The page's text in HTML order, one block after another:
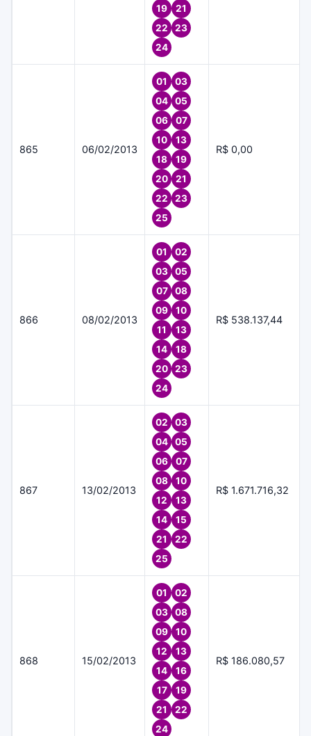
19
21
22
23
24
865 06/02/2013
01
03
04
05
06
07
10
13
18
19
20
21
22
23
25
R$ 0,00
866 08/02/2013
01
02
03
05
07
08
09
10
11
13
14
18
20
23
24
R$ 538.137,44
867 13/02/2013
02
03
04
05
06
07
08
10
12
13
14
15
21
22
25
R$ 1.671.716,32
868 15/02/2013
01
02
03
08
09
10
12
13
14
16
17
19
21
22
24
R$ 186.080,57